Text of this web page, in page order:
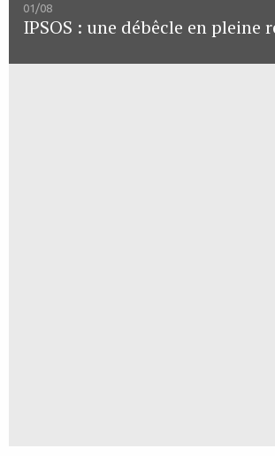
01/08
IPSOS : une débêcle en pleine